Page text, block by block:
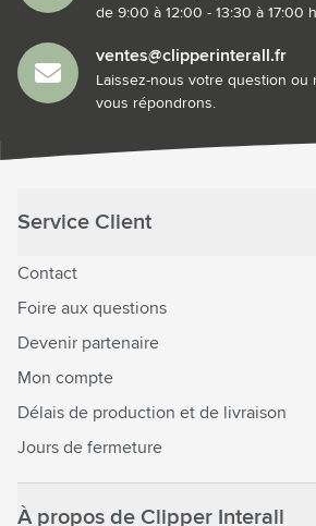
de 9:00 à 12:00 - 13:30 à 17:00
ventes@clipperinterall.fr
Laissez-nous votre question ou
vous répondrons.
Service Client
Contact
Foire aux questions
Devenir partenaire
Mon compte
Délais de production et de livraison
Jours de fermeture
À propos de Clipper Interall